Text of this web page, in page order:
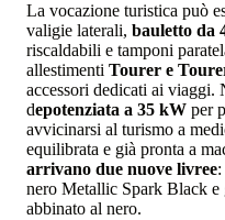
La vocazione turistica può
valigie laterali, bauletto da
riscaldabili e tamponi
allestimenti Tourer e
accessori dedicati ai viaggi.
depotenziata a 35 kW per
avvicinarsi al turismo a
equilibrata e già pronta a
arrivano due nuove livree
nero Metallic Spark Black
abbinato al nero.